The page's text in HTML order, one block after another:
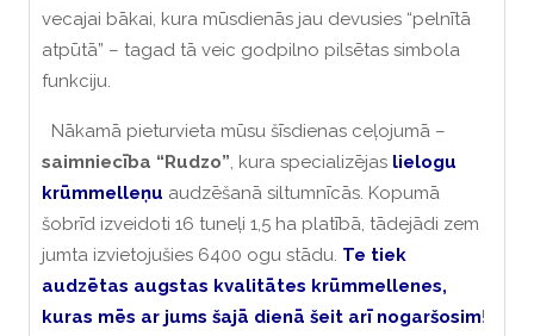
vecajai bākai, kura mūsdienās jau devusies “pelnītā
atpūtā” – tagad tā veic godpilno pilsētas simbola
funkciju.
Nākamā pieturvieta mūsu šīsdienas ceļojumā –
saimniecība “Rudzo”, kura specializējas lielogu
krūmmelleņu audzēšanā siltumnīcās. Kopumā
šobrīd izveidoti 16 tuneļi 1,5 ha platībā, tādejādi zem
jumta izvietojušies 6400 ogu stādu. Te tiek
audzētas augstas kvalitātes krūmmellenes,
kuras mēs ar jums šajā dienā šeit arī nogaršosim!